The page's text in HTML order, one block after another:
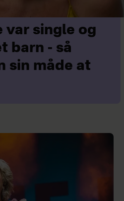
var single og
barn - så
sin måde at